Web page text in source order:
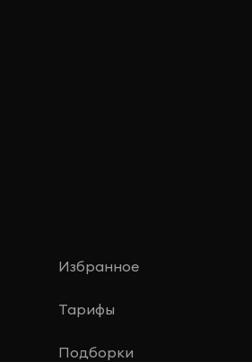
Избранное
Тарифы
Подборки